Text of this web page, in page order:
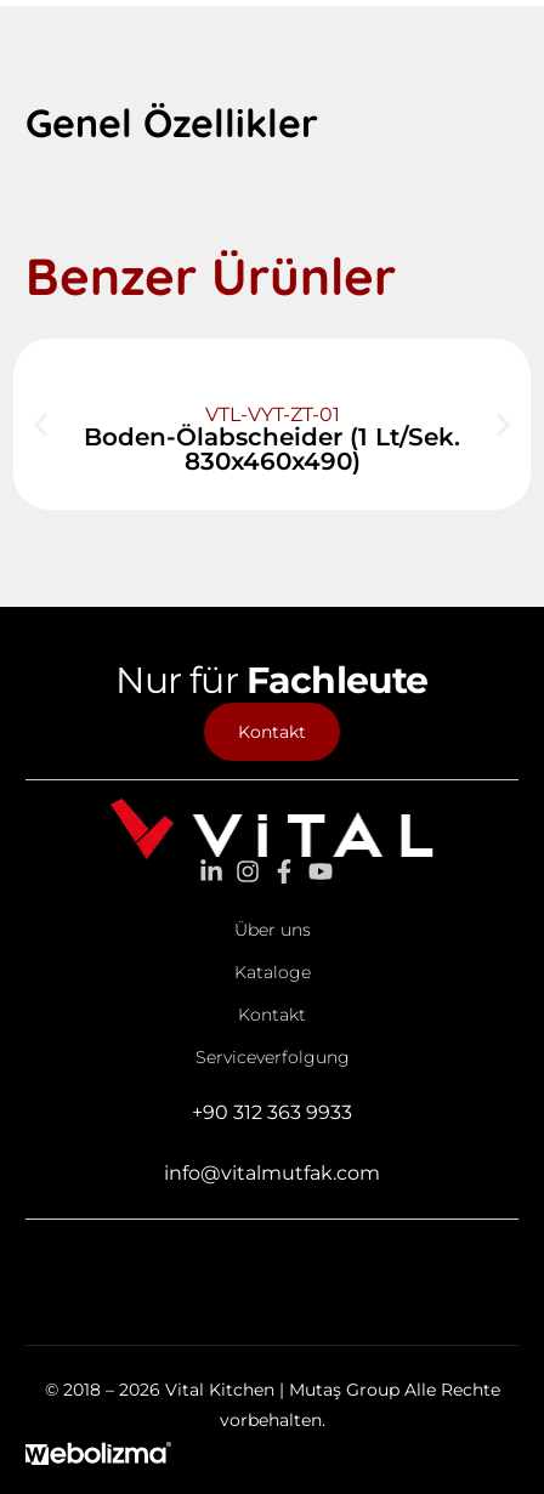
Genel Özellikler
Benzer Ürünler
VTL-VYT-ZT-01
Boden-Ölabscheider (1 Lt/Sek.
830x460x490)
Nur für Fachleute
Kontakt
Über uns
Kataloge
Kontakt
Serviceverfolgung
+90 312 363 9933
info@vitalmutfak.com
© 2018 – 2026 Vital Kitchen | Mutaş Group Alle Rechte
vorbehalten.